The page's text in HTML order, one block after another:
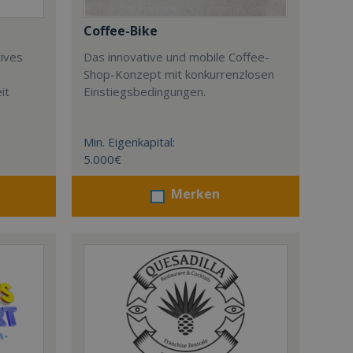
Coffee-Bike
Das innovative und mobile Coffee-
Shop-Konzept mit konkurrenzlosen
Einstiegsbedingungen.
Min. Eigenkapital:
5.000€
Merken